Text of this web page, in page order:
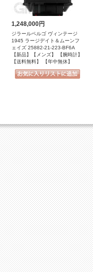
1,248,000円
ジラールペルゴ ヴィンテージ
1945 ラージデイト＆ムーンフ
ェイズ 25882-21-223-BF6A
【新品】【メンズ】 【腕時計】
【送料無料】 【年中無休】